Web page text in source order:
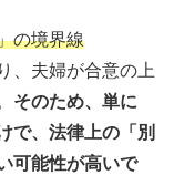
の境界線
、夫婦が合意の上
そのため、単に
で、法律上の「別
可能性が高いで